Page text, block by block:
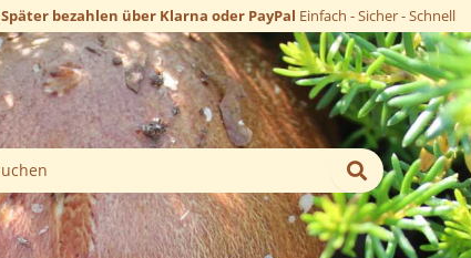
Später bezahlen über Klarna oder PayPal Einfach - Sicher - Schnell